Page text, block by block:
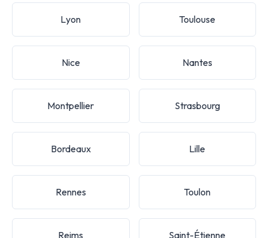
Lyon Toulouse
Nice Nantes
Montpellier Strasbourg
Bordeaux Lille
Rennes Toulon
Reims Saint-Étienne